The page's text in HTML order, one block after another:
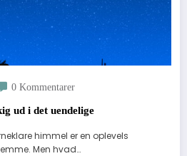
0 Kommentarer
ud i det uendelige
himmel er en oplevels
Men hvad…